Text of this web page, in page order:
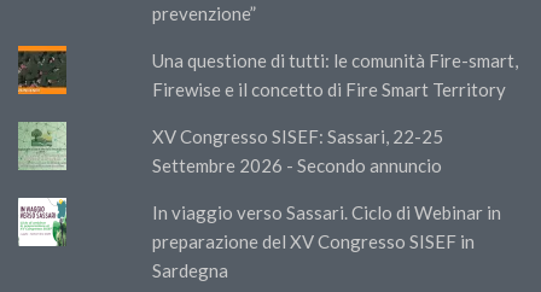
prevenzione”
Una questione di tutti: le comunità Fire-smart,
Firewise e il concetto di Fire Smart Territory
XV Congresso SISEF: Sassari, 22-25
Settembre 2026 - Secondo annuncio
In viaggio verso Sassari. Ciclo di Webinar in
preparazione del XV Congresso SISEF in
Sardegna